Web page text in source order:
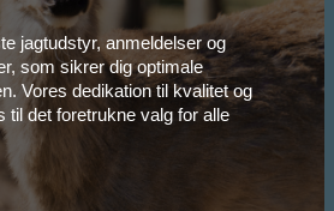
jagtudstyr, anmeldelser og
som sikrer dig optimale
Vores dedikation til kvalitet og
til det foretrukne valg for alle